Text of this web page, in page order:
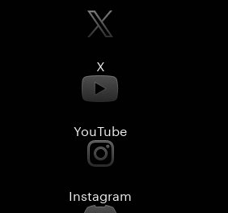
X
YouTube
Instagram